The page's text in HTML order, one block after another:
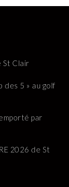
St Clair
des 5 » au golf
par
2026 de St